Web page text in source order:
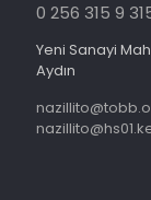
0 256 315 9
Yeni Sanayi
Aydın